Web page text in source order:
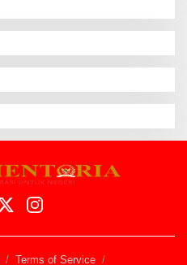
Terms of Service